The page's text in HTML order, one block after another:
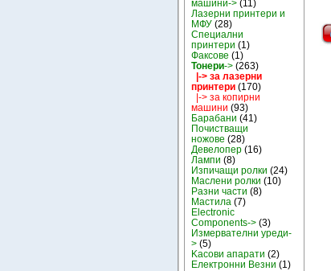
машини-> (11)
Лазерни принтери и
МФУ (28)
Специални
принтери (1)
Факсове (1)
Тонери-> (263)
|-> за лазерни
принтери (170)
|-> за копирни
машини (93)
Барабани (41)
Почистващи
ножове (28)
Девелопер (16)
Лампи (8)
Изпичащи ролки (24)
Маслени ролки (10)
Разни части (8)
Мастила (7)
Electronic
Components-> (3)
Измервателни уреди-
> (5)
Kасови апарати (2)
Електронни Везни (1)